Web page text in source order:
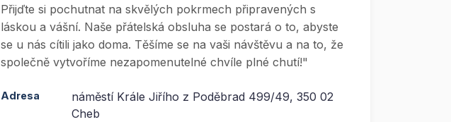
Přijďte si pochutnat na skvělých pokrmech připravených s
láskou a vášní. Naše přátelská obsluha se postará o to, abyste
se u nás cítili jako doma. Těšíme se na vaši návštěvu a na to, že
společně vytvoříme nezapomenutelné chvíle plné chutí!"
Adresa
náměstí Krále Jiřího z Poděbrad 499/49, 350 02
Cheb